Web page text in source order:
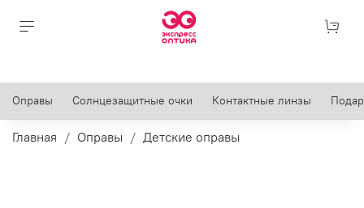
Оправы Солнцезащитные очки Контактные линзы
Главная Оправы Детские оправы